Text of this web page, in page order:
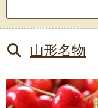
索:
山形名物